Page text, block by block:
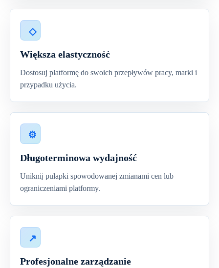
Większa elastyczność
Dostosuj platformę do swoich przepływów pracy, marki i
przypadku użycia.
Długoterminowa wydajność
Uniknij pułapki spowodowanej zmianami cen lub
ograniczeniami platformy.
Profesjonalne zarządzanie